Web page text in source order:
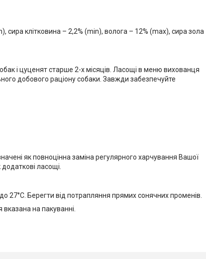
сира клітковина – 2,2% (min), волога – 12% (max), сира зола
і цуценят старше 2-х місяців. Ласощі в меню вихованця
добового раціону собаки. Завжди забезпечуйте
як повноцінна заміна регулярного харчування Вашої
додаткові ласощі.
27°C. Берегти від потрапляння прямих сонячних променів.
на пакуванні.